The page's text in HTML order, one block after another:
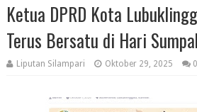
Ketua DPRD Kota
Terus Bersatu di Hari
Liputan Silampari Oktober 29, 2025 0